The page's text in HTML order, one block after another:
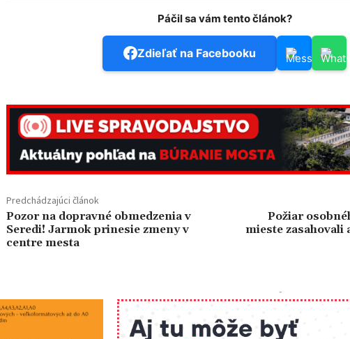
Páčil sa vám tento článok?
Zdieľať na Facebooku
Predchádzajúci článok
Pozor na dopravné obmedzenia v
Seredi! Jarmok prinesie zmeny v
centre mesta
Požiar
mieste zasahovali
-